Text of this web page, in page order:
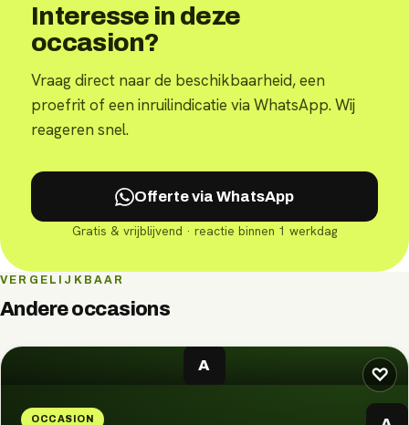
Interesse in deze
occasion?
Vraag direct naar de beschikbaarheid, een
proefrit of een inruilindicatie via WhatsApp. Wij
reageren snel.
Offerte via WhatsApp
Gratis & vrijblijvend · reactie binnen 1 werkdag
VERGELIJKBAAR
Andere occasions
♡
A
OCCASION